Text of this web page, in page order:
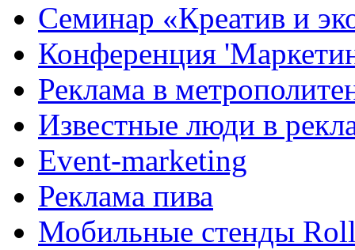
Семинар «Креатив и
Конференция
Реклама в
Известные люди в
Event-marketing
Реклама пива
Мобильные стенды